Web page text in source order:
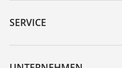
Gerätesuche (Seriennummer)
DTM Collection/PACTware
SERVICE
Geräterücksendung
Trainings